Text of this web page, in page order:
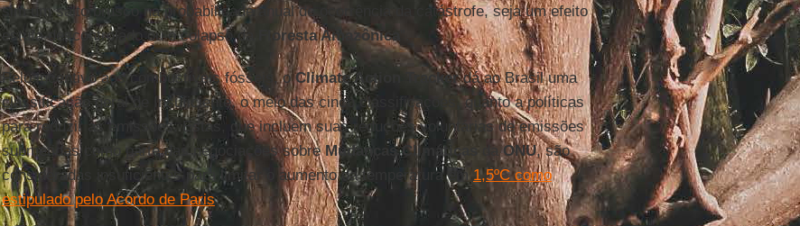
sim um salto brusco na probabilidade anual de ocorrência da catástrofe, seja um efeito
estufa descontrolado ou o colapso da
Floresta Amazônica
Pelo incentivo aos combustíveis fósseis, oClimate Action Trackerdá ao Brasil uma
classificação geral de Insuficiente, o meio das cinco classificações, quanto a políticas
para reduzir as emissões. Estas, que incluem suas reduções voluntárias de emissões
submetidas como parte das negociações sobreMudanças Climáticas daONU, são
consideradas insuficientes para limitar o aumento da temperatura em 1,5ºC como
estipulado pelo Acordo de Paris.